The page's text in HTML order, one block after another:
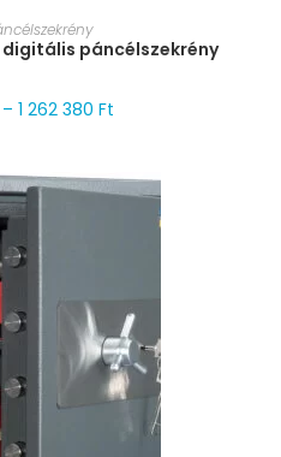
páncélszekrény
– 1 262 380 Ft